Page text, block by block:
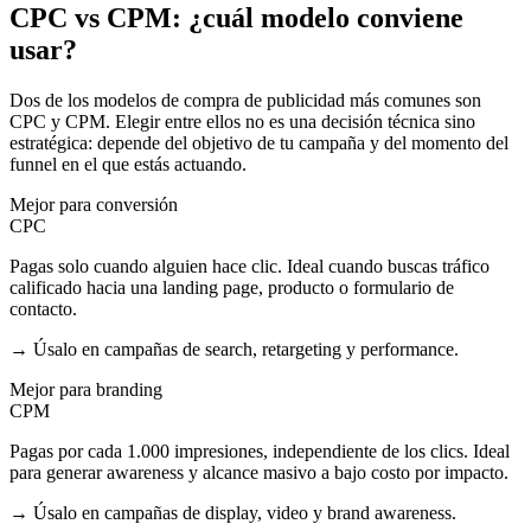
CPC vs CPM: ¿cuál modelo conviene
usar?
Dos de los modelos de compra de publicidad más comunes son
CPC y CPM. Elegir entre ellos no es una decisión técnica sino
estratégica: depende del objetivo de tu campaña y del momento del
funnel en el que estás actuando.
Mejor para conversión
CPC
Pagas solo cuando alguien hace clic. Ideal cuando buscas tráfico
calificado hacia una landing page, producto o formulario de
contacto.
→ Úsalo en campañas de search, retargeting y performance.
Mejor para branding
CPM
Pagas por cada 1.000 impresiones, independiente de los clics. Ideal
para generar awareness y alcance masivo a bajo costo por impacto.
→ Úsalo en campañas de display, video y brand awareness.